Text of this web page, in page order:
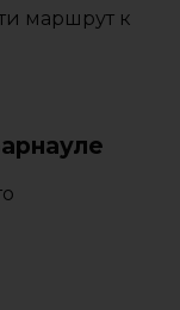
маршрут к